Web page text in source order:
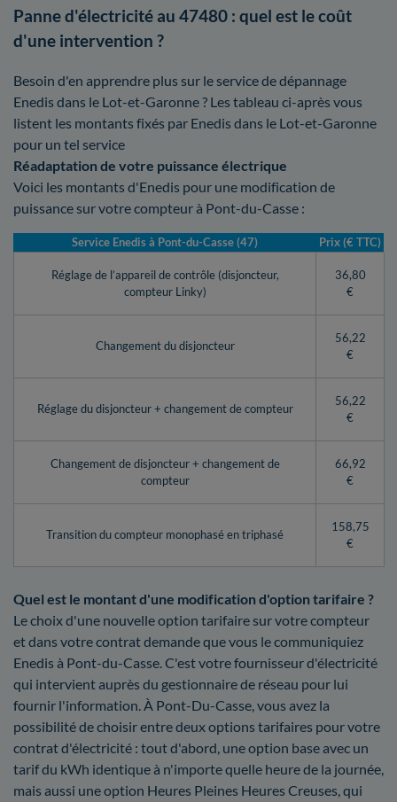
Panne d'électricité au 47480 : quel est le coût
d'une intervention ?
Besoin d'en apprendre plus sur le service de dépannage
Enedis dans le Lot-et-Garonne ? Les tableau ci-après vous
listent les montants fixés par Enedis dans le Lot-et-Garonne
pour un tel service
Réadaptation de votre puissance électrique
Voici les montants d'Enedis pour une modification de
puissance sur votre compteur à Pont-du-Casse :
Service Enedis à Pont-du-Casse (47) Prix (€ TTC)
Réglage de l’appareil de contrôle (disjoncteur,
compteur Linky)
36,80
€
Changement du disjoncteur
56,22
€
Réglage du disjoncteur + changement de compteur
56,22
€
Changement de disjoncteur + changement de
compteur
66,92
€
Transition du compteur monophasé en triphasé
158,75
€
Quel est le montant d'une modification d'option tarifaire ?
Le choix d'une nouvelle option tarifaire sur votre compteur
et dans votre contrat demande que vous le communiquiez
Enedis à Pont-du-Casse. C'est votre fournisseur d'électricité
qui intervient auprès du gestionnaire de réseau pour lui
fournir l'information. À Pont-Du-Casse, vous avez la
possibilité de choisir entre deux options tarifaires pour votre
contrat d'électricité : tout d'abord, une option base avec un
tarif du kWh identique à n'importe quelle heure de la journée,
mais aussi une option Heures Pleines Heures Creuses, qui